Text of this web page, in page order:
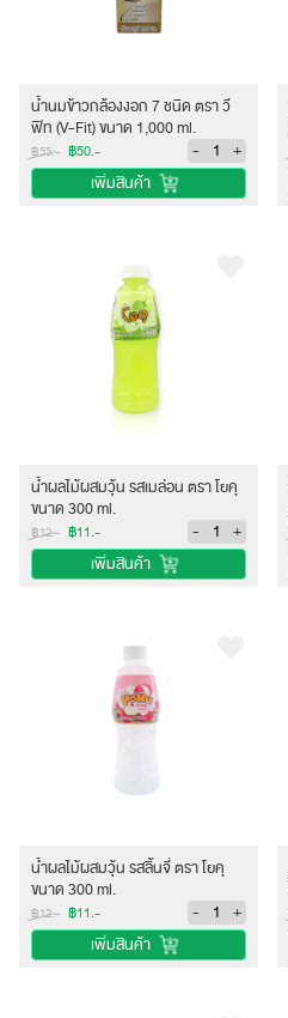
น้ำนมข้าวกล้องงอก 7 ชนิด ตรา วี
ฟิท (V-Fit) ขนาด 1,000 ml.
฿55.- ฿50.- -
+
เพิ่มสินค้า
น้ำผลไม้ผสมวุ้น รสเมล่อน ตรา โยคุ
ขนาด 300 ml.
฿12.- ฿11.- -
+
เพิ่มสินค้า
น้ำผลไม้ผสมวุ้น รสลิ้นจี่ ตรา โยคุ
ขนาด 300 ml.
฿12.- ฿11.- -
+
เพิ่มสินค้า